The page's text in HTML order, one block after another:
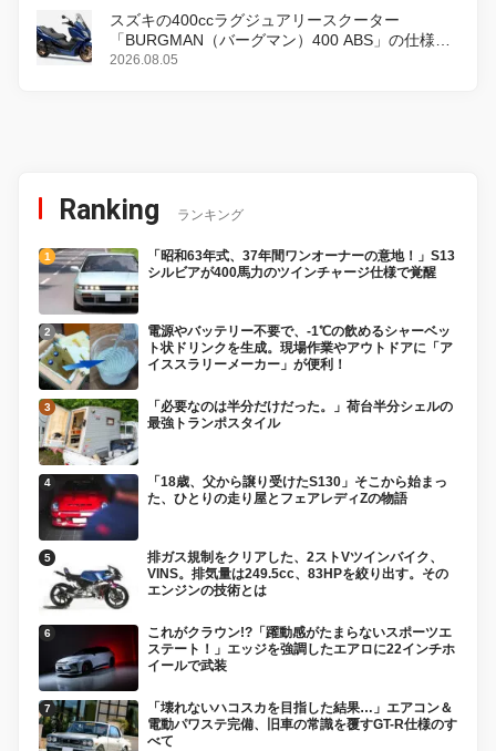
スズキの400ccラグジュアリースクーター
「BURGMAN（バーグマン）400 ABS」の仕様を
変更し、8月18日に発売
2026.08.05
Ranking ランキング
「昭和63年式、37年間ワンオーナーの意地！」S13
シルビアが400馬力のツインチャージ仕様で覚醒
電源やバッテリー不要で、-1℃の飲めるシャーベッ
ト状ドリンクを生成。現場作業やアウトドアに「ア
イススラリーメーカー」が便利！
「必要なのは半分だけだった。」荷台半分シェルの
最強トランポスタイル
「18歳、父から譲り受けたS130」そこから始まっ
た、ひとりの走り屋とフェアレディZの物語
排ガス規制をクリアした、2ストVツインバイク、
VINS。排気量は249.5cc、83HPを絞り出す。その
エンジンの技術とは
これがクラウン!?「躍動感がたまらないスポーツエ
ステート！」エッジを強調したエアロに22インチホ
イールで武装
「壊れないハコスカを目指した結果…」エアコン＆
電動パワステ完備、旧車の常識を覆すGT-R仕様のす
べて